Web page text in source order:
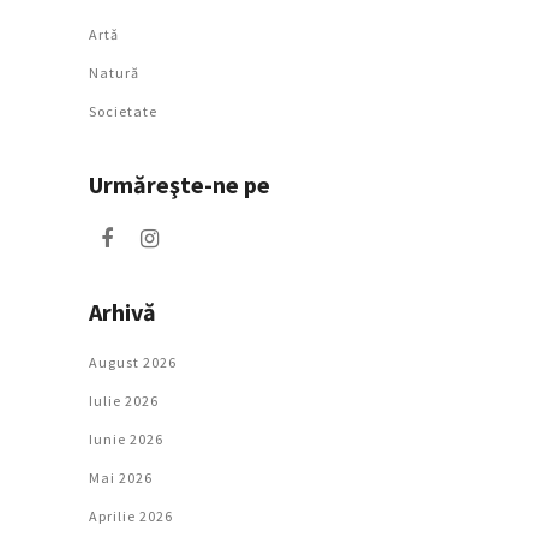
Artǎ
Natură
Societate
Urmăreşte-ne pe
Arhivă
August 2026
Iulie 2026
Iunie 2026
Mai 2026
Aprilie 2026